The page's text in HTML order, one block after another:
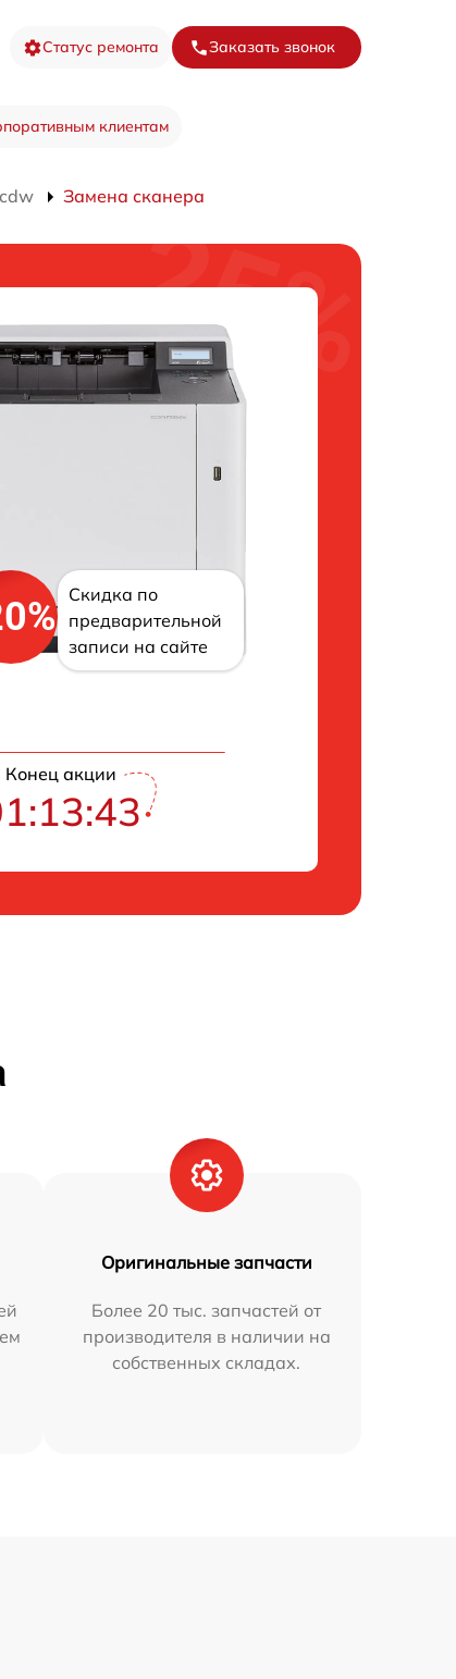
Статус ремонта Заказать звонок
клиентам
Замена сканера
Скидка по
предварительной
записи на сайте
Конец акции
Оригинальные запчасти
Более 20 тыс. запчастей от
производителя в наличии на
собственных складах.